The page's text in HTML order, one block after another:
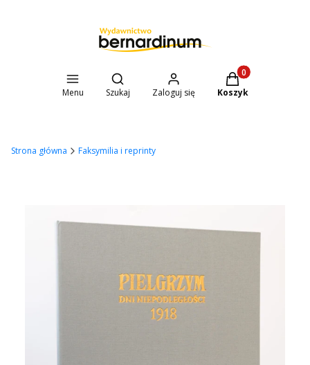
Menu
Otwórz wyszukiwarkę
Szukaj Zaloguj się
Produkty w
Koszyk
Strona główna Faksymilia i reprinty